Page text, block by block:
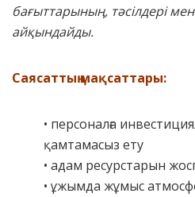
бағыттарының, тәсілдері мен
айқындайды.
Саясаттың мақсаттары:
• персоналға
қамтамасыз ету
• адам ресурстарын
• ұжымда жұмыс